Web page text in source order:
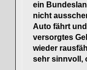
ein
nicht
Auto fährt
versorgtes
wieder
sehr sinnvoll,